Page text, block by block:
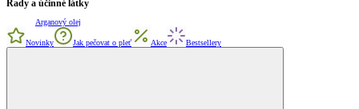
Řady a účinné látky
Arganový olej
Novinky Jak pečovat o pleť Akce Bestsellery